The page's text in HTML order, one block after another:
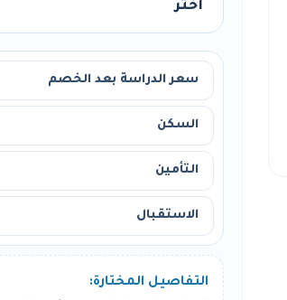
سعر الدراسة بعد الخصم
السكن
التأمين
الاستقبال
التفاصيل المختارة: